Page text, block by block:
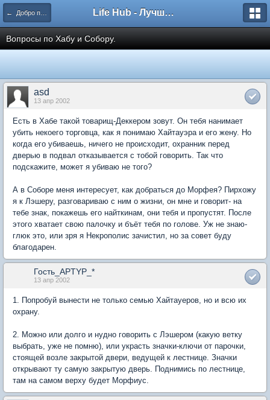
← Добро пожаловать в Пустошь Life Hub - Лучшие компьютерные игры мира
Вопросы по Хабу и Собору.
asd
13 апр 2002
Есть в Хабе такой товарищ-Деккером зовут. Он тебя нанимает
убить некоего торговца, как я понимаю Хайтауэра и его жену. Но
когда его убиваешь, ничего не происходит, охранник перед
дверью в подвал отказывается с тобой говорить. Так что
подскажите, может я убиваю не того?
А в Соборе меня интересует, как добраться до Морфея? Пирхожу
я к Лэшеру, разговариваю с ним о жизни, он мне и говорит- на
тебе знак, покажешь его найткинам, они тебя и пропустят. После
этого хватает свою палочку и бъёт тебя по голове. Уж не знаю-
глюк это, или зря я Некрополис зачистил, но за совет буду
благодарен.
Гость_APTYP_*
13 апр 2002
1. Попробуй вынести не только семью Хайтауеров, но и всю их
охрану.
2. Можно или долго и нудно говорить с Лэшером (какую ветку
выбрать, уже не помню), или украсть значки-ключи от парочки,
стоящей возле закрытой двери, ведущей к лестнице. Значки
открывают ту самую закрытую дверь. Поднимись по лестнице,
там на самом верху будет Морфиус.